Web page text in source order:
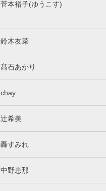
菅本裕子(ゆうこす)
鈴木友菜
髙石あかり
chay
辻希美
轟すみれ
中野恵那